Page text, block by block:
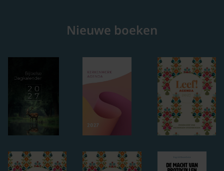
Nieuwe boeken